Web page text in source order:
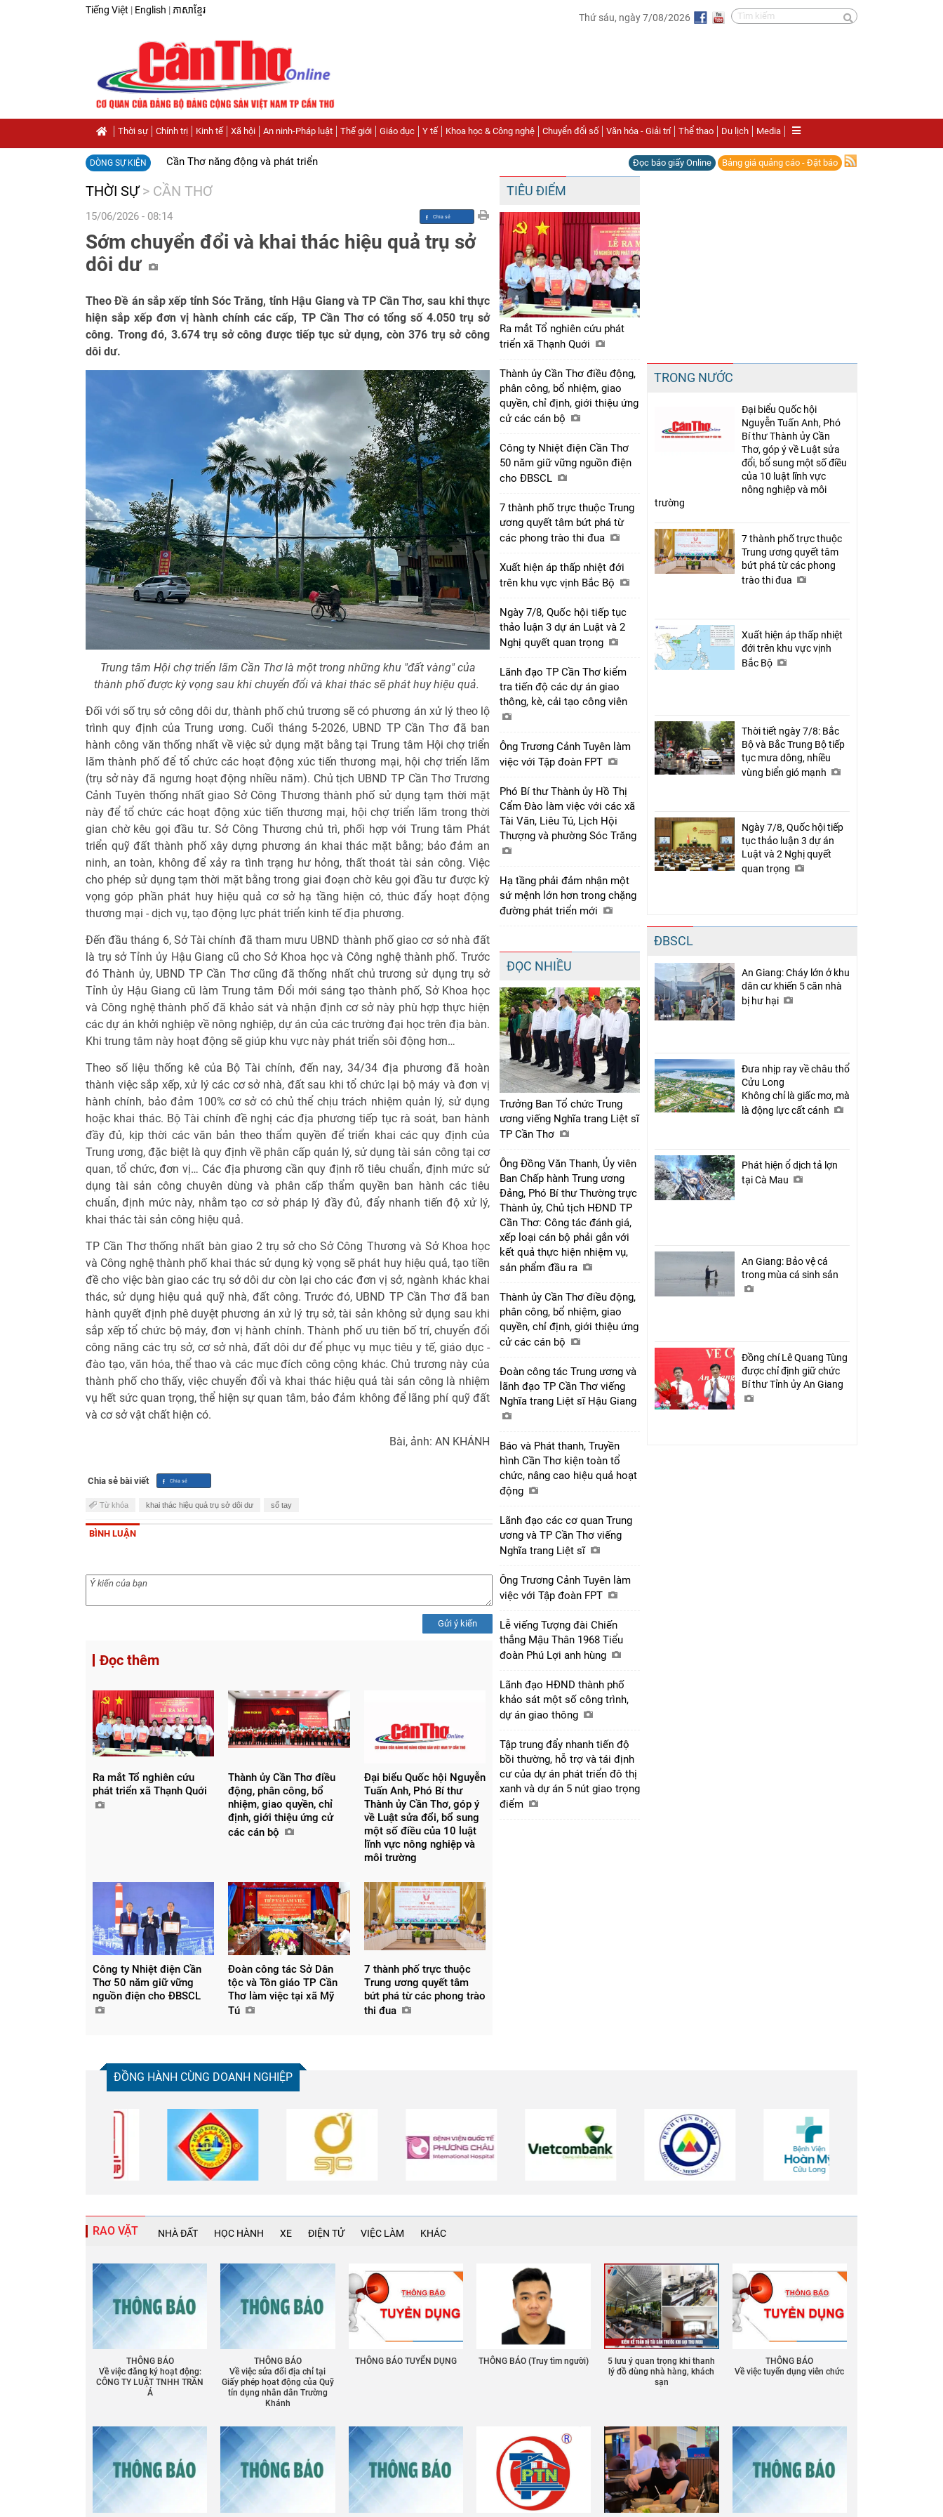
Tiếng Việt | English | ភាសាខ្មែរ
Thứ sáu, ngày 7/08/2026
Thời sự Chính trị Kinh tế Xã hội An ninh-Pháp luật Thế giới Giáo dục Y tế Khoa học & Công nghệ Chuyển đổi số Văn hóa - Giải trí Thể thao Du lịch Media
DÒNG SỰ KIỆN Cần Thơ năng động và phát triển Đọc báo giấy Online Bảng giá quảng cáo - Đặt báo
THỜI SỰ > CẦN THƠ
15/06/2026 - 08:14
Chia sẻ
Facebook
Sớm chuyển đổi và khai thác hiệu quả trụ sở
dôi dư
Theo Đề án sắp xếp tỉnh Sóc Trăng, tỉnh Hậu Giang và TP Cần Thơ, sau khi thực
hiện sắp xếp đơn vị hành chính các cấp, TP Cần Thơ có tổng số 4.050 trụ sở
công. Trong đó, 3.674 trụ sở công được tiếp tục sử dụng, còn 376 trụ sở công
dôi dư.
Trung tâm Hội chợ triển lãm Cần Thơ là một trong những khu "đất vàng" của
thành phố được kỳ vọng sau khi chuyển đổi và khai thác sẽ phát huy hiệu quả.
Đối với số trụ sở công dôi dư, thành phố chủ trương sẽ có phương án xử lý theo lộ
trình quy định của Trung ương. Cuối tháng 5-2026, UBND TP Cần Thơ đã ban
hành công văn thống nhất về việc sử dụng mặt bằng tại Trung tâm Hội chợ triển
lãm thành phố để tổ chức các hoạt động xúc tiến thương mại, hội chợ triển lãm
(trụ sở này đã ngưng hoạt động nhiều năm). Chủ tịch UBND TP Cần Thơ Trương
Cảnh Tuyên thống nhất giao Sở Công Thương thành phố sử dụng tạm thời mặt
này để tổ chức các hoạt động xúc tiến thương mại, hội chợ triển lãm trong thời
gian chờ kêu gọi đầu tư. Sở Công Thương chủ trì, phối hợp với Trung tâm Phát
triển quỹ đất thành phố xây dựng phương án khai thác mặt bằng; bảo đảm an
ninh, an toàn, không để xảy ra tình trạng hư hỏng, thất thoát tài sản công. Việc
cho phép sử dụng tạm thời mặt bằng trong giai đoạn chờ kêu gọi đầu tư được kỳ
vọng góp phần phát huy hiệu quả cơ sở hạ tầng hiện có, thúc đẩy hoạt động
thương mại - dịch vụ, tạo động lực phát triển kinh tế địa phương.
Đến đầu tháng 6, Sở Tài chính đã tham mưu UBND thành phố giao cơ sở nhà đất
là trụ sở Tỉnh ủy Hậu Giang cũ cho Sở Khoa học và Công nghệ thành phố. Trước
đó Thành ủy, UBND TP Cần Thơ cũng đã thống nhất chủ trương sử dụng trụ sở
Tỉnh ủy Hậu Giang cũ làm Trung tâm Đổi mới sáng tạo thành phố, Sở Khoa học
và Công nghệ thành phố đã khảo sát và nhận định cơ sở này phù hợp thực hiện
các dự án khởi nghiệp về nông nghiệp, dự án của các trường đại học trên địa bàn.
Khi trung tâm này hoạt động sẽ giúp khu vực này phát triển sôi động hơn…
Theo số liệu thống kê của Bộ Tài chính, đến nay, 34/34 địa phương đã hoàn
thành việc sắp xếp, xử lý các cơ sở nhà, đất sau khi tổ chức lại bộ máy và đơn vị
hành chính, bảo đảm 100% cơ sở có chủ thể chịu trách nhiệm quản lý, sử dụng
hoặc khai thác. Bộ Tài chính đề nghị các địa phương tiếp tục rà soát, ban hành
đầy đủ, kịp thời các văn bản theo thẩm quyền để triển khai các quy định của
Trung ương, đặc biệt là quy định về phân cấp quản lý, sử dụng tài sản công tại cơ
quan, tổ chức, đơn vị… Các địa phương cần quy định rõ tiêu chuẩn, định mức sử
dụng tài sản công chuyên dùng và phân cấp thẩm quyền ban hành các tiêu
chuẩn, định mức này, nhằm tạo cơ sở pháp lý đầy đủ, đẩy nhanh tiến độ xử lý,
khai thác tài sản công hiệu quả.
TP Cần Thơ thống nhất bàn giao 2 trụ sở cho Sở Công Thương và Sở Khoa học
và Công nghệ thành phố khai thác sử dụng kỳ vọng sẽ phát huy hiệu quả, tạo tiền
đề cho việc bàn giao các trụ sở dôi dư còn lại cho các đơn vị sở, ngành khác khai
thác, sử dụng hiệu quả quỹ nhà, đất công. Trước đó, UBND TP Cần Thơ đã ban
hành quyết định phê duyệt phương án xử lý trụ sở, tài sản không sử dụng sau khi
sắp xếp tổ chức bộ máy, đơn vị hành chính. Thành phố ưu tiên bố trí, chuyển đổi
công năng các trụ sở, cơ sở nhà, đất dôi dư để phục vụ mục tiêu y tế, giáo dục -
đào tạo, văn hóa, thể thao và các mục đích công cộng khác. Chủ trương này của
thành phố cho thấy, việc chuyển đổi và khai thác hiệu quả tài sản công là nhiệm
vụ hết sức quan trọng, thể hiện sự quan tâm, bảo đảm không để lãng phí quỹ đất
và cơ sở vật chất hiện có.
Bài, ảnh: AN KHÁNH
Chia sẻ bài viết
Chia sẻ
Từ khóa khai thác hiệu quả trụ sở dôi dư sổ tay
BÌNH LUẬN
Gửi ý kiến
Đọc thêm
Ra mắt Tổ nghiên cứu
phát triển xã Thạnh Quới
Thành ủy Cần Thơ điều
động, phân công, bổ
nhiệm, giao quyền, chỉ
định, giới thiệu ứng cử
các cán bộ
Đại biểu Quốc hội Nguyễn
Tuấn Anh, Phó Bí thư
Thành ủy Cần Thơ, góp ý
về Luật sửa đổi, bổ sung
một số điều của 10 luật
lĩnh vực nông nghiệp và
môi trường
Công ty Nhiệt điện Cần
Thơ 50 năm giữ vững
nguồn điện cho ĐBSCL
Đoàn công tác Sở Dân
tộc và Tôn giáo TP Cần
Thơ làm việc tại xã Mỹ
Tú
7 thành phố trực thuộc
Trung ương quyết tâm
bứt phá từ các phong trào
thi đua
TIÊU ĐIỂM
Ra mắt Tổ nghiên cứu phát
triển xã Thạnh Quới
Thành ủy Cần Thơ điều động,
phân công, bổ nhiệm, giao
quyền, chỉ định, giới thiệu ứng
cử các cán bộ
Công ty Nhiệt điện Cần Thơ
50 năm giữ vững nguồn điện
cho ĐBSCL
7 thành phố trực thuộc Trung
ương quyết tâm bứt phá từ
các phong trào thi đua
Xuất hiện áp thấp nhiệt đới
trên khu vực vịnh Bắc Bộ
Ngày 7/8, Quốc hội tiếp tục
thảo luận 3 dự án Luật và 2
Nghị quyết quan trọng
Lãnh đạo TP Cần Thơ kiểm
tra tiến độ các dự án giao
thông, kè, cải tạo công viên
Ông Trương Cảnh Tuyên làm
việc với Tập đoàn FPT
Phó Bí thư Thành ủy Hồ Thị
Cẩm Đào làm việc với các xã
Tài Văn, Liêu Tú, Lịch Hội
Thượng và phường Sóc Trăng
Hạ tầng phải đảm nhận một
sứ mệnh lớn hơn trong chặng
đường phát triển mới
ĐỌC NHIỀU
Trưởng Ban Tổ chức Trung
ương viếng Nghĩa trang Liệt sĩ
TP Cần Thơ
Ông Đồng Văn Thanh, Ủy viên
Ban Chấp hành Trung ương
Đảng, Phó Bí thư Thường trực
Thành ủy, Chủ tịch HĐND TP
Cần Thơ: Công tác đánh giá,
xếp loại cán bộ phải gắn với
kết quả thực hiện nhiệm vụ,
sản phẩm đầu ra
Thành ủy Cần Thơ điều động,
phân công, bổ nhiệm, giao
quyền, chỉ định, giới thiệu ứng
cử các cán bộ
Đoàn công tác Trung ương và
lãnh đạo TP Cần Thơ viếng
Nghĩa trang Liệt sĩ Hậu Giang
Báo và Phát thanh, Truyền
hình Cần Thơ kiện toàn tổ
chức, nâng cao hiệu quả hoạt
động
Lãnh đạo các cơ quan Trung
ương và TP Cần Thơ viếng
Nghĩa trang Liệt sĩ
Ông Trương Cảnh Tuyên làm
việc với Tập đoàn FPT
Lễ viếng Tượng đài Chiến
thắng Mậu Thân 1968 Tiểu
đoàn Phú Lợi anh hùng
Lãnh đạo HĐND thành phố
khảo sát một số công trình,
dự án giao thông
Tập trung đẩy nhanh tiến độ
bồi thường, hỗ trợ và tái định
cư của dự án phát triển đô thị
xanh và dự án 5 nút giao trọng
điểm
TRONG NƯỚC
Đại biểu Quốc hội
Nguyễn Tuấn Anh, Phó
Bí thư Thành ủy Cần
Thơ, góp ý về Luật sửa
đổi, bổ sung một số điều
của 10 luật lĩnh vực
nông nghiệp và môi
trường
7 thành phố trực thuộc
Trung ương quyết tâm
bứt phá từ các phong
trào thi đua
Xuất hiện áp thấp nhiệt
đới trên khu vực vịnh
Bắc Bộ
Thời tiết ngày 7/8: Bắc
Bộ và Bắc Trung Bộ tiếp
tục mưa dông, nhiều
vùng biển gió mạnh
Ngày 7/8, Quốc hội tiếp
tục thảo luận 3 dự án
Luật và 2 Nghị quyết
quan trọng
ĐBSCL
An Giang: Cháy lớn ở khu
dân cư khiến 5 căn nhà
bị hư hại
Đưa nhịp ray về châu thổ
Cửu Long
Không chỉ là giấc mơ, mà
là động lực cất cánh
Phát hiện ổ dịch tả lợn
tại Cà Mau
An Giang: Bảo vệ cá
trong mùa cá sinh sản
Đồng chí Lê Quang Tùng
được chỉ định giữ chức
Bí thư Tỉnh ủy An Giang
ĐỒNG HÀNH CÙNG DOANH NGHIỆP
RAO VẶT NHÀ ĐẤT HỌC HÀNH XE ĐIỆN TỬ VIỆC LÀM KHÁC
THÔNG BÁO
Về việc đăng ký hoạt động:
CÔNG TY LUẬT TNHH TRẦN
Á
THÔNG BÁO
Về việc sửa đổi địa chỉ tại
Giấy phép họat động của Quỹ
tín dụng nhân dân Trường
Khánh
THÔNG BÁO TUYỂN DỤNG THÔNG BÁO (Truy tìm người)
5 lưu ý quan trọng khi thanh
lý đồ dùng nhà hàng, khách
sạn
THÔNG BÁO
Về việc tuyển dụng viên chức